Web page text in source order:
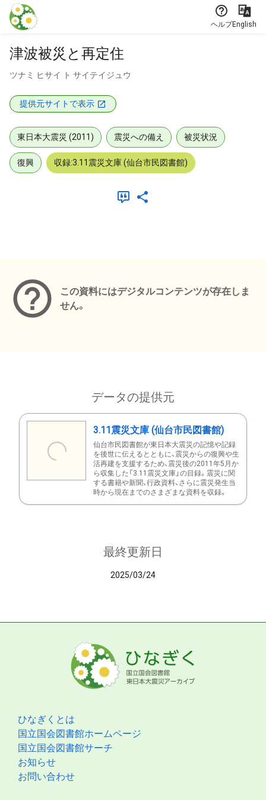
本文に飛ぶ
ヘルプEnglish
津波被災と再定住
ツナミ ヒサイ ト サイテイジュウ
提供元サイトで表示
東日本大震災 (2011) 震災への備え 被災状況
復興 収録:3.11震災文庫 (仙台市民図書館)
この資料にはデジタルコンテンツが存在しま
せん。
データの提供元
3.11震災文庫 (仙台市民図書館)
仙台市民図書館が東日本大震災の記憶や記録
を後世に伝えるとともに、震災からの復興や生
活再建を支援するため、震災後の2011年5月か
ら収集した「3.11震災文庫」の目録。震災に関
する書籍や新聞、行政資料、さらに震災発生当
時から現在までのさまざまな資料を収録。
最終更新日
2025/03/24
ひなぎくとは
国立国会図書館ホームページ
国立国会図書館サーチ
お知らせ
お問い合わせ